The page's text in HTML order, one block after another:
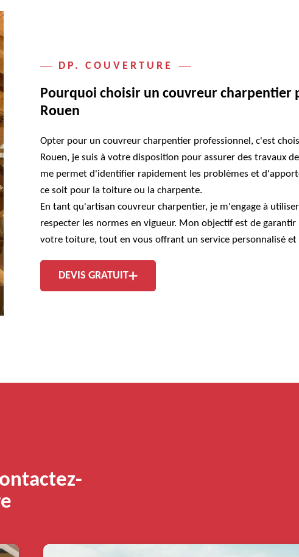
DP. COUVERTURE
Pourquoi choisir un couvreur charpentier
Rouen
Opter pour un couvreur charpentier professionnel, c'est
Rouen, je suis à votre disposition pour assurer des travaux
me permet d'identifier rapidement les problèmes et
ce soit pour la toiture ou la charpente.
En tant qu'artisan couvreur charpentier, je m'engage à
respecter les normes en vigueur. Mon objectif est de
votre toiture, tout en vous offrant un service personnalisé et
DEVIS GRATUIT